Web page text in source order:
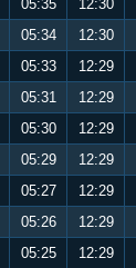
05:35 12:30
05:34 12:30
05:33 12:29
05:31 12:29
05:30 12:29
05:29 12:29
05:27 12:29
05:26 12:29
05:25 12:29